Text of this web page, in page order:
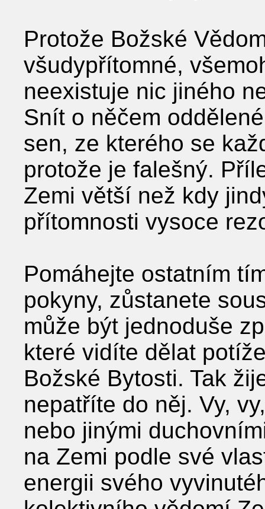
Protože Božské
všudypřítomné,
neexistuje nic jiného
Snít o něčem
sen, ze kterého se
protože je falešný.
Zemi větší než kdy
přítomnosti vysoce
Pomáhejte ostatním
pokyny, zůstanete
může být jednoduše
které vidíte dělat
Božské Bytosti. Tak
nepatříte do něj. Vy,
nebo jinými
na Zemi podle své
energii svého